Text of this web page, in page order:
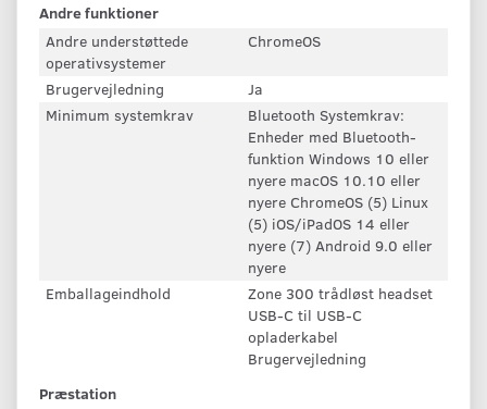
Andre funktioner
Andre understøttede
operativsystemer
ChromeOS
Brugervejledning
Ja
Minimum systemkrav
Bluetooth Systemkrav:
Enheder med Bluetooth-
funktion Windows 10 eller
nyere macOS 10.10 eller
nyere ChromeOS (5) Linux
(5) iOS/iPadOS 14 eller
nyere (7) Android 9.0 eller
nyere
Emballageindhold
Zone 300 trådløst headset
USB-C til USB-C
opladerkabel
Brugervejledning
Præstation